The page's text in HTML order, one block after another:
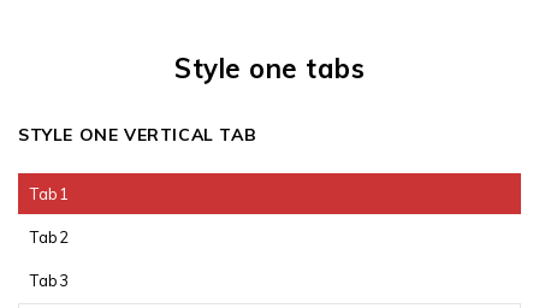
Style one tabs
STYLE ONE VERTICAL TAB
Tab1
Tab2
Tab3